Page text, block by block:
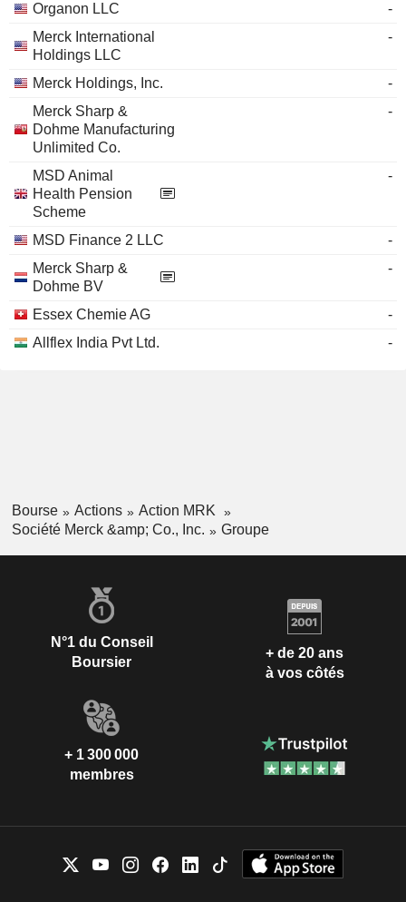
Organon LLC
-
Merck International
Holdings LLC
-
Merck Holdings, Inc.
-
Merck Sharp &
Dohme Manufacturing
Unlimited Co.
-
MSD Animal
Health Pension
Scheme
-
MSD Finance 2 LLC
-
Merck Sharp &
Dohme BV
-
Essex Chemie AG
-
Allflex India Pvt Ltd.
-
Bourse Actions
Action MRK
Société Merck &amp; Co., Inc.
Groupe
N°1 du Conseil
Boursier
+ de 20 ans
à vos côtés
+ 1 300 000
membres